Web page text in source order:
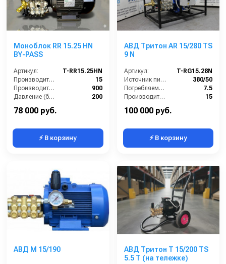
Моноблок RR 15.25 HN
BY-PASS
Артикул:
T-RR15.25HN
Производительность (л/мин):
15
Производительность (л/ч):
900
Давление (бар):
200
78 000 руб.
⚡ В корзину
АВД Тритон AR 15/280 TS
9 N
Артикул:
T-RG15.28N
Источник питания (~/В/Гц):
380/50
Потребляемая мощность (кВт):
7.5
Производительность (л/мин):
15
100 000 руб.
⚡ В корзину
АВД М 15/190
АВД Тритон Т 15/200 TS
5.5 T (на тележке)